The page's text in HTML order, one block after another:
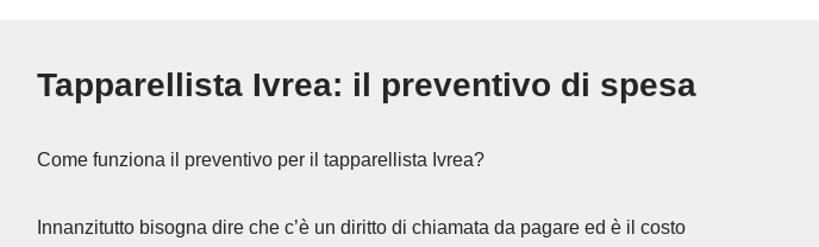
Tapparellista Ivrea: il preventivo di spesa
Come funziona il preventivo per il tapparellista Ivrea?
Innanzitutto bisogna dire che c’è un diritto di chiamata da pagare ed è il costo